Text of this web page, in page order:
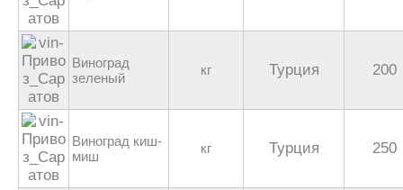
Виноград
зеленый
кг Турция 200
Виноград киш-
миш
кг Турция 250